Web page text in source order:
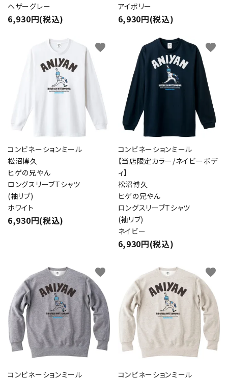
ヘザーグレー
6,930円(税込)
アイボリー
6,930円(税込)
コンビネーションミール
松沼博久
ヒゲの兄やん
ロングスリーブTシャツ
(袖リブ)
ホワイト
6,930円(税込)
favorite
コンビネーションミール
【当店限定カラー/ネイビーボデ
ィ】
松沼博久
ヒゲの兄やん
ロングスリーブTシャツ
(袖リブ)
ネイビー
6,930円(税込)
favorite
コンビネーションミール
favorite
コンビネーションミール
favorite